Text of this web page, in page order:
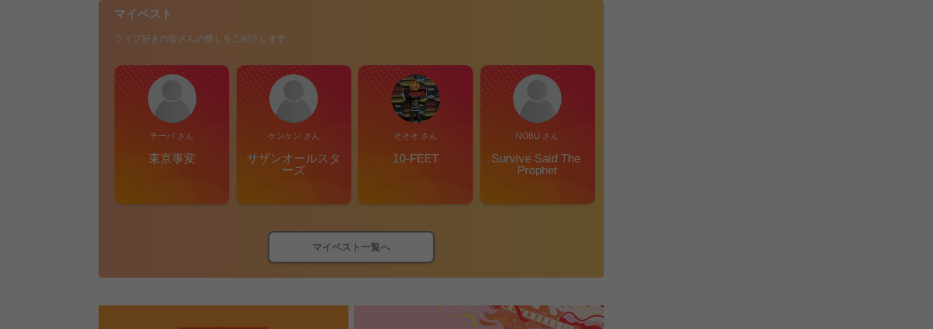
マイベスト
ライブ好きの皆さんの推しをご紹介します。
チーバ さん
東京事変
ケンケン さん
サザンオールスタ
ーズ
そそそ さん
10-FEET
NOBU さん
Survive Said The
Prophet
マイベスト一覧へ